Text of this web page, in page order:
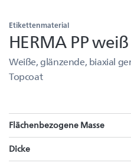
Etikettenmaterial
HERMA PP
Weiße, glänzende, biaxial
Topcoat
Flächenbezogene Masse
Dicke